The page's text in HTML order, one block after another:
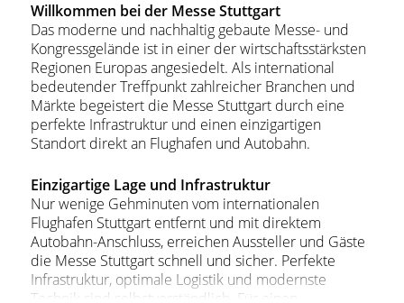
Willkommen bei der Messe Stuttgart
Das moderne und nachhaltig gebaute Messe- und
Kongressgelände ist in einer der wirtschaftsstärksten
Regionen Europas angesiedelt. Als international
bedeutender Treffpunkt zahlreicher Branchen und
Märkte begeistert die Messe Stuttgart durch eine
perfekte Infrastruktur und einen einzigartigen
Standort direkt an Flughafen und Autobahn.
Einzigartige Lage und Infrastruktur
Nur wenige Gehminuten vom internationalen
Flughafen Stuttgart entfernt und mit direktem
Autobahn-Anschluss, erreichen Aussteller und Gäste
die Messe Stuttgart schnell und sicher. Perfekte
Infrastruktur, optimale Logistik und modernste
Technik sind selbstverständlich. Für einen